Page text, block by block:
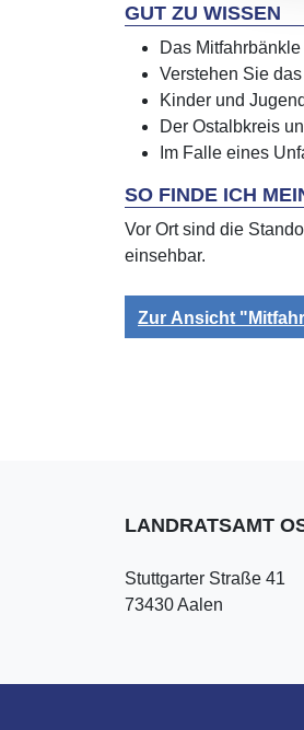
GUT ZU WISSEN
Das
Verstehen Sie
Kinder und
Der Ostalbkreis
Im Falle eines
SO FINDE ICH
Vor Ort sind die
einsehbar.
Zur Ansicht
LANDRATSAMT
Stuttgarter Straße 41
73430 Aalen